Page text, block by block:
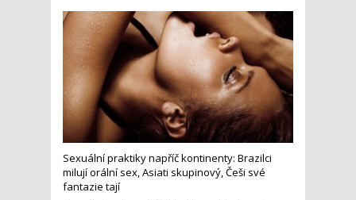
Sexuální praktiky napříč kontinenty: Brazilci
milují orální sex, Asiati skupinový, Češi své
fantazie tají